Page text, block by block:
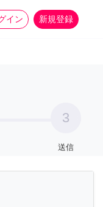
イン 新規登録
事 more_horiz
3
送信